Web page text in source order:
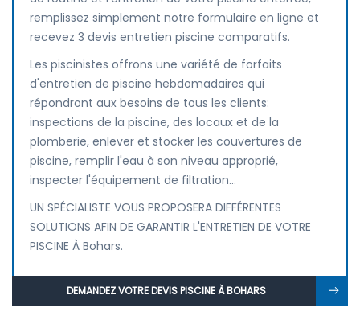
remplissez simplement notre formulaire en ligne et
recevez 3 devis entretien piscine comparatifs.
Les piscinistes offrons une variété de forfaits
d'entretien de piscine hebdomadaires qui
répondront aux besoins de tous les clients:
inspections de la piscine, des locaux et de la
plomberie, enlever et stocker les couvertures de
piscine, remplir l'eau à son niveau approprié,
inspecter l'équipement de filtration...
UN SPÉCIALISTE VOUS PROPOSERA DIFFÉRENTES
SOLUTIONS AFIN DE GARANTIR L'ENTRETIEN DE VOTRE
PISCINE À Bohars.
DEMANDEZ VOTRE DEVIS PISCINE À BOHARS